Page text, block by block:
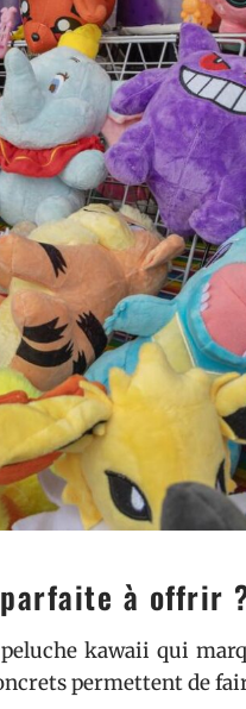
à offrir
kawaii qui
permettent de